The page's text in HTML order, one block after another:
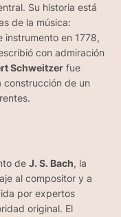
Su historia está
de la música:
instrumento en 1778,
con admiración
Schweitzer fue
construcción de un
de J. S. Bach, la
al compositor y a
por expertos
original. El